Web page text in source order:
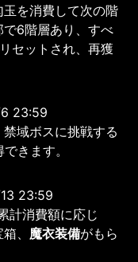
を消費して次の階
で6階層あり、すべ
セットされ、再獲
23:59
域ボスに挑戦する
きます。
23:59
計消費額に応じ
、 魔衣装備がもら